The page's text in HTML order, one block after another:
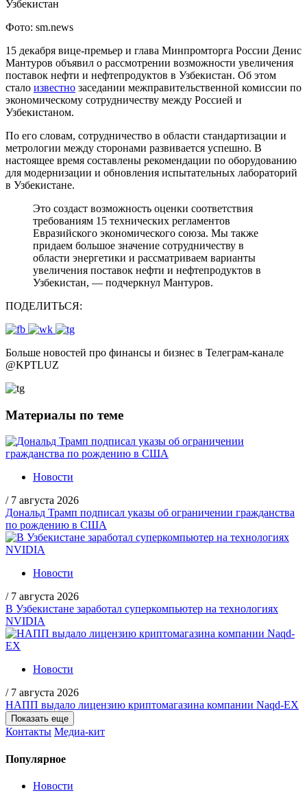
Фото: sm.news
15 декабря вице-премьер и глава Минпромторга России Денис
Мантуров объявил о рассмотрении возможности увеличения
поставок нефти и нефтепродуктов в Узбекистан. Об этом
стало известно заседании межправительственной комиссии по
экономическому сотрудничеству между Россией и
Узбекистаном.
По его словам, сотрудничество в области стандартизации и
метрологии между сторонами развивается успешно. В
настоящее время составлены рекомендации по оборудованию
для модернизации и обновления испытательных лабораторий
в Узбекистане.
Это создаст возможность оценки соответствия
требованиям 15 технических регламентов
Евразийского экономического союза. Мы также
придаем большое значение сотрудничеству в
области энергетики и рассматриваем варианты
увеличения поставок нефти и нефтепродуктов в
Узбекистан, — подчеркнул Мантуров.
ПОДЕЛИТЬСЯ:
Больше новостей про финансы и бизнес в Телеграм-канале
@KPTLUZ
Материалы по теме
Новости
/ 7 августа 2026
Дональд Трамп подписал указы об ограничении гражданства
по рождению в США
Новости
/ 7 августа 2026
В Узбекистане заработал суперкомпьютер на технологиях
NVIDIA
Новости
/ 7 августа 2026
НАПП выдало лицензию криптомагазина компании Naqd-EX
Показать еще
Контакты Медиа-кит
Популярное
Новости